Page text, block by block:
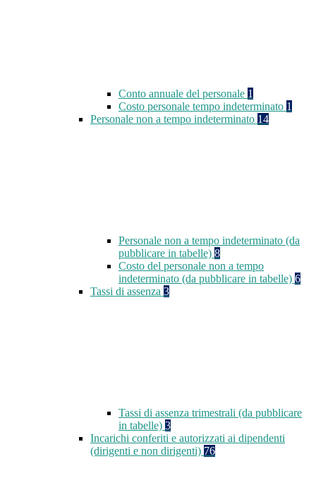
Conto annuale del personale 1
Costo personale tempo indeterminato 1
Personale non a tempo indeterminato 14
Personale non a tempo indeterminato (da
pubblicare in tabelle) 8
Costo del personale non a tempo
indeterminato (da pubblicare in tabelle) 6
Tassi di assenza 3
Tassi di assenza trimestrali (da pubblicare
in tabelle) 3
Incarichi conferiti e autorizzati ai dipendenti
(dirigenti e non dirigenti) 76